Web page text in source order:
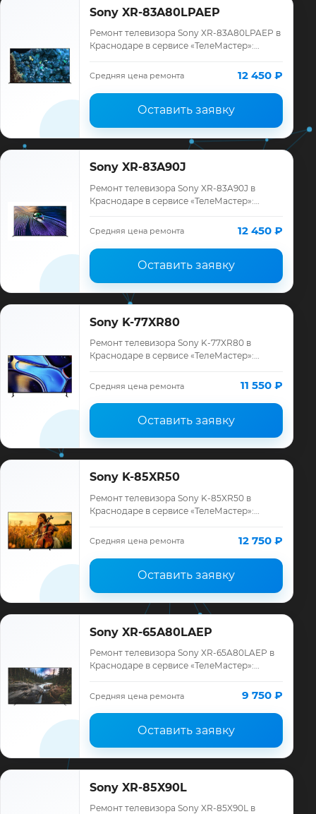
Sony XR-83A80LPAEP
Ремонт телевизора Sony XR-83A80LPAEP в
Краснодаре в сервисе «ТелеМастер»:
ремонта, запчасти и гарантия до 12
Средняя цена ремонта 12 450 ₽
Оставить заявку
Sony XR-83A90J
Ремонт телевизора Sony XR-83A90J в
Краснодаре в сервисе «ТелеМастер»:
ремонта, запчасти и гарантия до 12
месяцев.
Средняя цена ремонта 12 450 ₽
Оставить заявку
Sony K-77XR80
Ремонт телевизора Sony K-77XR80 в
Краснодаре в сервисе «ТелеМастер»:
ремонта, запчасти и гарантия до 12
месяцев.
Средняя цена ремонта 11 550 ₽
Оставить заявку
Sony K-85XR50
Ремонт телевизора Sony K-85XR50 в
Краснодаре в сервисе «ТелеМастер»:
ремонта, запчасти и гарантия до 12
месяцев.
Средняя цена ремонта 12 750 ₽
Оставить заявку
Sony XR-65A80LAEP
Ремонт телевизора Sony XR-65A80LAEP в
Краснодаре в сервисе «ТелеМастер»:
ремонта, запчасти и гарантия до 12
месяцев.
Средняя цена ремонта 9 750 ₽
Оставить заявку
Sony XR-85X90L
Ремонт телевизора Sony XR-85X90L в